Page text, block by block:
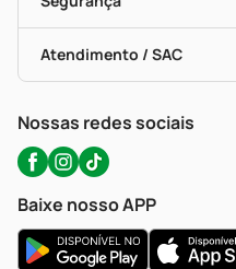
Troca E Devolução
Bulas De A A Z
Políticas De Marketplace
Testes Rápidos
Autoteste Covid-19
Certificado De Segurança
Portal Da Privacidade
Atendimento / SAC
WhatsApp (47) 9202-1687
Nossas redes sociais
Baixe nosso APP